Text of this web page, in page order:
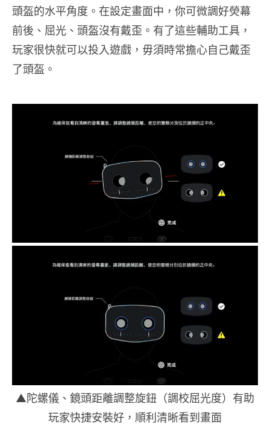
頭盔的水平角度。在設定畫面中，你可微調好熒幕
前後、屈光、頭盔沒有戴歪。有了這些輔助工具，
玩家很快就可以投入遊戲，毋須時常擔心自己戴歪
了頭盔。
▲陀螺儀、鏡頭距離調整旋鈕（調校屈光度）有助
玩家快捷安裝好，順利清晰看到畫面